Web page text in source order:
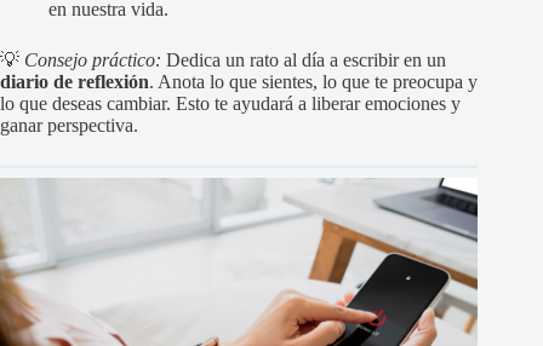
en nuestra vida.
💡 Consejo práctico: Dedica un rato al día a escribir en un
diario de reflexión. Anota lo que sientes, lo que te preocupa y
lo que deseas cambiar. Esto te ayudará a liberar emociones y
ganar perspectiva.